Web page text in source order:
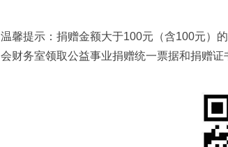
温馨提示：捐赠金额大于100元（含100元）
会财务室领取公益事业捐赠统一票据和捐赠